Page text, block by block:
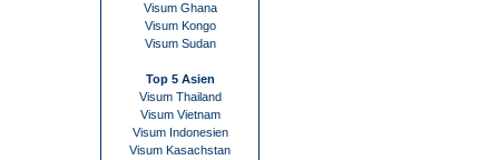
Visum Ghana
Visum Kongo
Visum Sudan
Top 5 Asien
Visum Thailand
Visum Vietnam
Visum Indonesien
Visum Kasachstan